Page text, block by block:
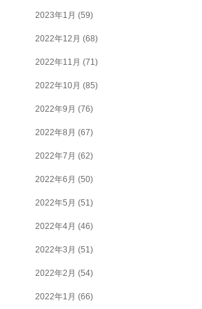
2023年1月 (59)
2022年12月 (68)
2022年11月 (71)
2022年10月 (85)
2022年9月 (76)
2022年8月 (67)
2022年7月 (62)
2022年6月 (50)
2022年5月 (51)
2022年4月 (46)
2022年3月 (51)
2022年2月 (54)
2022年1月 (66)